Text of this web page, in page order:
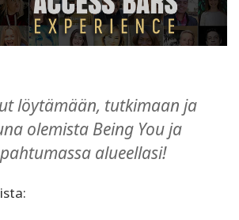
löytämään, tutkimaan ja
olemista Being You ja
alueellasi!